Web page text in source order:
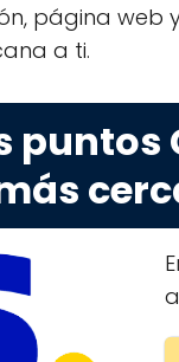
página web
a ti.